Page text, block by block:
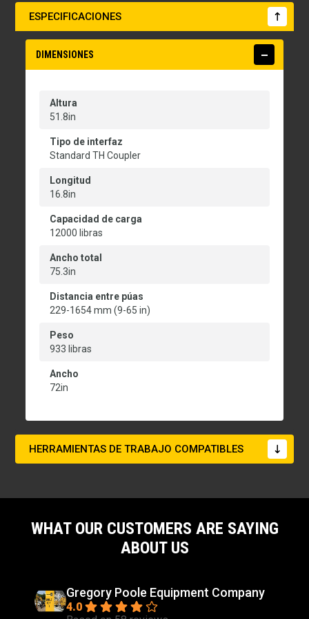
ESPECIFICACIONES
DIMENSIONES
Altura
51.8in
Tipo de interfaz
Standard TH Coupler
Longitud
16.8in
Capacidad de carga
12000 libras
Ancho total
75.3in
Distancia entre púas
229-1654 mm (9-65 in)
Peso
933 libras
Ancho
72in
HERRAMIENTAS DE TRABAJO COMPATIBLES
WHAT OUR CUSTOMERS ARE SAYING
ABOUT US
Gregory Poole Equipment Company
4.0